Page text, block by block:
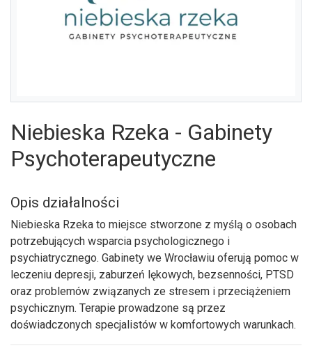
Niebieska Rzeka - Gabinety
Psychoterapeutyczne
Opis działalności
Niebieska Rzeka to miejsce stworzone z myślą o osobach
potrzebujących wsparcia psychologicznego i
psychiatrycznego. Gabinety we Wrocławiu oferują pomoc w
leczeniu depresji, zaburzeń lękowych, bezsenności, PTSD
oraz problemów związanych ze stresem i przeciążeniem
psychicznym. Terapie prowadzone są przez
doświadczonych specjalistów w komfortowych warunkach.